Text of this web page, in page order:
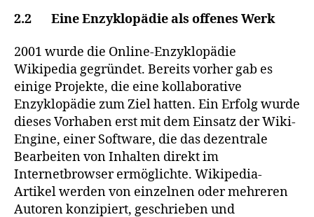
2.2 Eine Enzyklopädie als offenes Werk
2001 wurde die Online-Enzyklopädie
Wikipedia gegründet. Bereits vorher gab es
einige Projekte, die eine kollaborative
Enzyklopädie zum Ziel hatten. Ein Erfolg wurde
dieses Vorhaben erst mit dem Einsatz der Wiki-
Engine, einer Software, die das dezentrale
Bearbeiten von Inhalten direkt im
Internetbrowser ermöglichte. Wikipedia-
Artikel werden von einzelnen oder mehreren
Autoren konzipiert, geschrieben und